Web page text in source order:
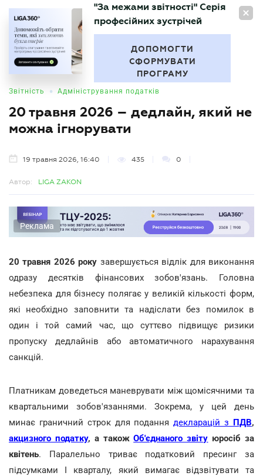
UA
БУХГАЛТЕР
"За межами звітності" Серія
професійних зустрічей
ДОПОМОГТИ
СФОРМУВАТИ
ПРОГРАМУ
Звітність • Адміністрування податків
20 травня 2026 – дедлайн, який не
можна ігнорувати
19 травня 2026, 16:40 435 0
Автор: LIGA ZAKON
Реклама
20 травня 2026 року завершується відлік для виконання
одразу десятків фінансових зобов'язань. Головна
небезпека для бізнесу полягає у великій кількості форм,
які необхідно заповнити та надіслати без помилок в
один і той самий час, що суттєво підвищує ризики
пропуску дедлайнів або автоматичного нарахування
санкцій.
Платникам доведеться маневрувати між щомісячними та
квартальними зобов'язаннями. Зокрема, у цей день
минає граничний строк для поданнядекларацій з ПДВ,
акцизного податку, а такожОб'єднаного звіту юросіб за
квітень. Паралельно триває податковий пресинг за
підсумками І кварталу, який вимагає відзвітувати та